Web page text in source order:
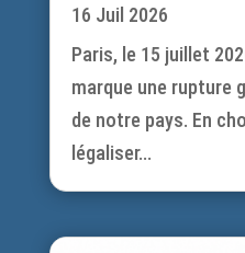
16 Juil 2026
Paris, le 15 juillet
marque une rupture
de notre pays. En
légaliser...